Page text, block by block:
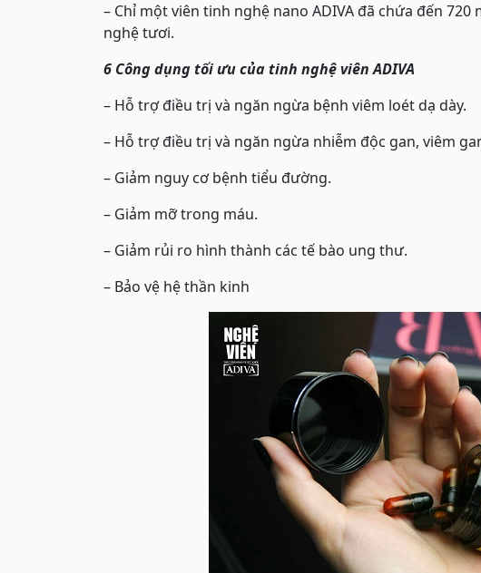
– Chỉ một viên tinh nghệ nano ADIVA đã chứa đến
nghệ tươi.
6 Công dụng tối ưu của tinh nghệ viên ADIVA
– Hỗ trợ điều trị và ngăn ngừa bệnh viêm loét dạ dày.
– Hỗ trợ điều trị và ngăn ngừa nhiễm độc gan, viêm
– Giảm nguy cơ bệnh tiểu đường.
– Giảm mỡ trong máu.
– Giảm rủi ro hình thành các tế bào ung thư.
– Bảo vệ hệ thần kinh